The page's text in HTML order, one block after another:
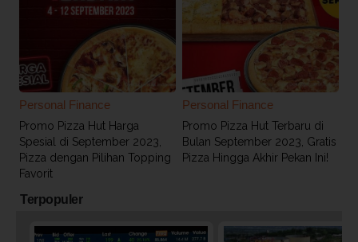
Personal Finance
Promo Pizza Hut Harga
Spesial di September 2023,
Pizza dengan Pilihan Topping
Favorit
Personal Finance
Promo Pizza Hut Terbaru di
Bulan September 2023, Gratis
Pizza Hingga Akhir Pekan Ini!
Terpopuler